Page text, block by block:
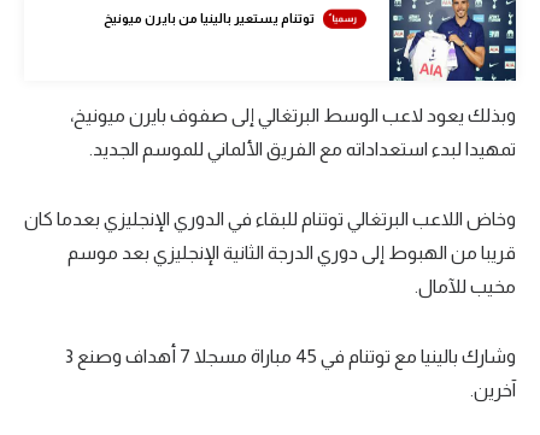
تحليل في الجول
حكايات في الجول
كويز في الجول
فيديو في الجول
توتنام يستعير بالينيا من بايرن ميونيخ
وبذلك يعود لاعب الوسط البرتغالي إلى صفوف بايرن ميونيخ،
تمهيدا لبدء استعداداته مع الفريق الألماني للموسم الجديد.
وخاض اللاعب البرتغالي توتنام للبقاء في الدوري الإنجليزي بعدما كان
قريبا من الهبوط إلى دوري الدرجة الثانية الإنجليزي بعد موسم
مخيب للآمال.
وشارك بالينيا مع توتنام في 45 مباراة مسجلا 7 أهداف وصنع 3
آخرين.